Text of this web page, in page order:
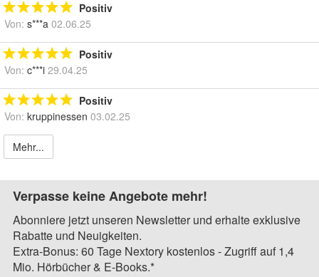
Positiv
Von: s***a 02.06.25
Positiv
Von: c***i 29.04.25
Positiv
Von: kruppinessen 03.02.25
Mehr...
Verpasse keine Angebote mehr!
Abonniere jetzt unseren Newsletter und erhalte exklusive
Rabatte und Neuigkeiten.
Extra-Bonus: 60 Tage Nextory kostenlos - Zugriff auf 1,4
Mio. Hörbücher & E-Books.*